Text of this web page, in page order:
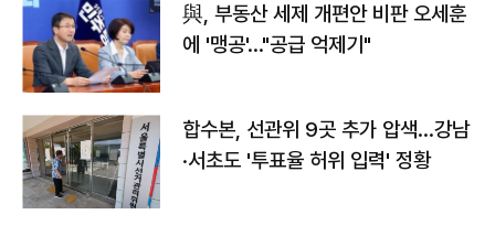
與, 부동산 세제 개편안 비판 오세훈
에 '맹공'…"공급 억제기"
합수본, 선관위 9곳 추가 압색…강남
·서초도 '투표율 허위 입력' 정황